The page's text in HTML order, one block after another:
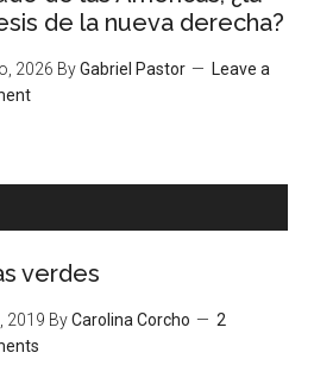
de la nueva derecha?
2026 ByGabriel Pastor
Leave a
verdes
2019 ByCarolina Corcho
2